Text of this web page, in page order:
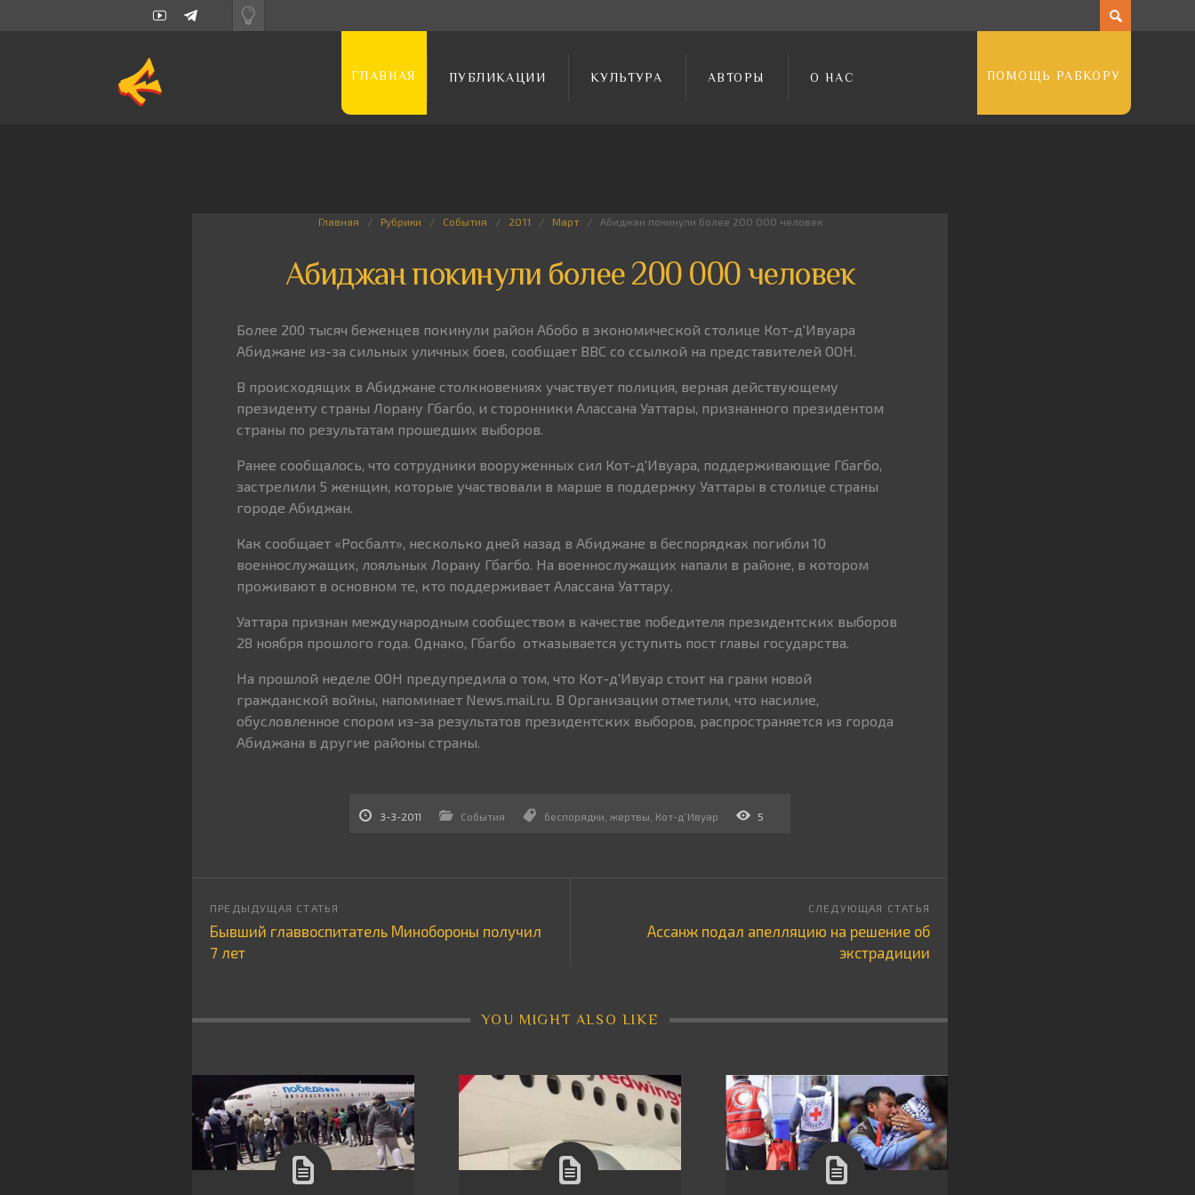
ГЛАВНАЯ ПУБЛИКАЦИИ КУЛЬТУРА АВТОРЫ О НАС ПОМОЩЬ РАБКОРУ
Главная Рубрики События 2011 Март Абиджан покинули более 200 000 человек
Абиджан покинули более 200 000 человек
Более 200 тысяч беженцев покинули район Абобо в экономической столице Кот-д'Ивуара
Абиджане из-за сильных уличных боев, сообщает ВВС со ссылкой на представителей ООН.
В происходящих в Абиджане столкновениях участвует полиция, верная действующему
президенту страны Лорану Гбагбо, и сторонники Алассана Уаттары, признанного президентом
страны по результатам прошедших выборов.
Ранее сообщалось, что сотрудники вооруженных сил Кот-д'Ивуара, поддерживающие Гбагбо,
застрелили 5 женщин, которые участвовали в марше в поддержку Уаттары в столице страны
городе Абиджан.
Как сообщает «Росбалт», несколько дней назад в Абиджане в беспорядках погибли 10
военнослужащих, лояльных Лорану Гбагбо. На военнослужащих напали в районе, в котором
проживают в основном те, кто поддерживает Алассана Уаттару.
Уаттара признан международным сообществом в качестве победителя президентских выборов
28 ноября прошлого года. Однако, Гбагбо отказывается уступить пост главы государства.
На прошлой неделе ООН предупредила о том, что Кот-д'Ивуар стоит на грани новой
гражданской войны, напоминает News.mail.ru. В Организации отметили, что насилие,
обусловленное спором из-за результатов президентских выборов, распространяется из города
Абиджана в другие районы страны.
3-3-2011 События беспорядки жертвы Кот-д`Ивуар 5
Бывший главвоспитатель Минобороны получил
7 лет
Ассанж подал апелляцию на решение об
экстрадиции
YOU MIGHT ALSO LIKE